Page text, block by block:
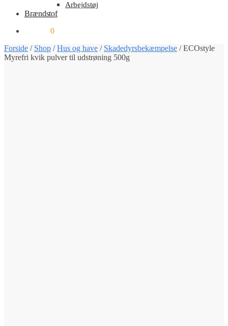
Arbejdstøj
Brændstof
0
Forside / Shop /Hus og have / Skadedyrsbekæmpelse /ECOstyle
Myrefri kvik pulver til udstrøning 500g